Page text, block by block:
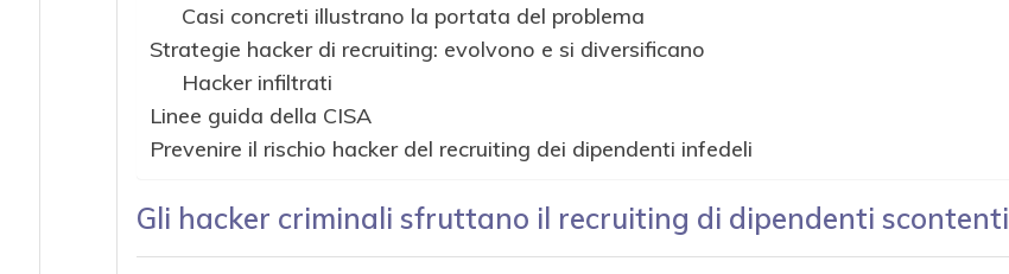
Casi concreti illustrano la portata del problema
Strategie hacker di recruiting: evolvono e si diversificano
Hacker infiltrati
Linee guida della CISA
Prevenire il rischio hacker del recruiting dei dipendenti infedeli
Gli hacker criminali sfruttano il recruiting di dipendenti scontenti